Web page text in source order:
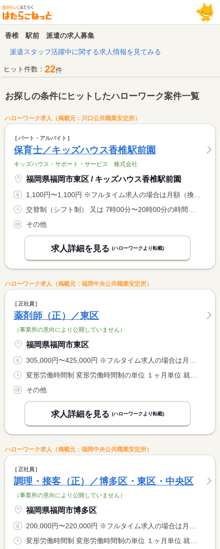
香椎 駅前 派遣の求人募集
派遣スタッフ活躍中に関する求人情報を見てみる
ヒット件数： 22件
お探しの条件にヒットしたハローワーク案件一覧
ハローワーク求人（掲載元：川口公共職業安定所）
パート・アルバイト
保育士／キッズハウス香椎駅前園
キッズハウス・サポート・サービス 株式会社
福岡県福岡市東区 / キッズハウス香椎駅前園
1,100円〜1,100円 ※フルタイム求人の場合は月額（換算額）、パート求人の場合は時間額を表示しています。
その他
求人詳細を見る (ハローワークより転載)
ハローワーク求人（掲載元：福岡中央公共職業安定所）
正社員
薬剤師（正）／東区
（事業所の意向により公開していません）
福岡県福岡市東区
305,000円〜425,000円 ※フルタイム求人の場合は月額（換算額）、パート求人の場合は時間額を表示しています。
その他
求人詳細を見る (ハローワークより転載)
ハローワーク求人（掲載元：福岡中央公共職業安定所）
正社員
調理・接客（正）／博多区・東区・中央区
（事業所の意向により公開していません）
福岡県福岡市博多区
200,000円〜220,000円 ※フルタイム求人の場合は月額（換算額）、パート求人の場合は時間額を表示しています。